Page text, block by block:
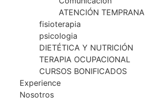
ATENCIÓN TEMPRANA
fisioterapia
psicologia
DIETÉTICA Y NUTRICIÓN
TERAPIA OCUPACIONAL
CURSOS BONIFICADOS
Experience
Nosotros